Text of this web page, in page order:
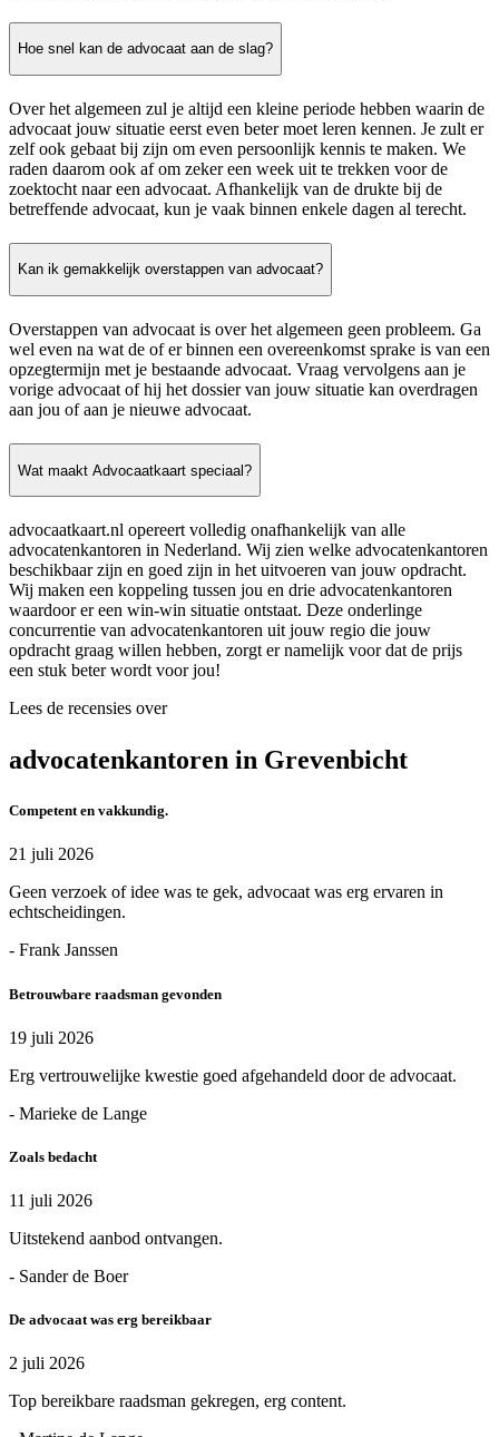
Hoe snel kan de advocaat aan de slag?
Over het algemeen zul je altijd een kleine periode hebben waarin de
advocaat jouw situatie eerst even beter moet leren kennen. Je zult er
zelf ook gebaat bij zijn om even persoonlijk kennis te maken. We
raden daarom ook af om zeker een week uit te trekken voor de
zoektocht naar een advocaat. Afhankelijk van de drukte bij de
betreffende advocaat, kun je vaak binnen enkele dagen al terecht.
Kan ik gemakkelijk overstappen van advocaat?
Overstappen van advocaat is over het algemeen geen probleem. Ga
wel even na wat de of er binnen een overeenkomst sprake is van een
opzegtermijn met je bestaande advocaat. Vraag vervolgens aan je
vorige advocaat of hij het dossier van jouw situatie kan overdragen
aan jou of aan je nieuwe advocaat.
Wat maakt Advocaatkaart speciaal?
advocaatkaart.nl opereert volledig onafhankelijk van alle
advocatenkantoren in Nederland. Wij zien welke advocatenkantoren
beschikbaar zijn en goed zijn in het uitvoeren van jouw opdracht.
Wij maken een koppeling tussen jou en drie advocatenkantoren
waardoor er een win-win situatie ontstaat. Deze onderlinge
concurrentie van advocatenkantoren uit jouw regio die jouw
opdracht graag willen hebben, zorgt er namelijk voor dat de prijs
een stuk beter wordt voor jou!
Lees de recensies over
advocatenkantoren in Grevenbicht
Competent en vakkundig.
21 juli 2026
Geen verzoek of idee was te gek, advocaat was erg ervaren in
echtscheidingen.
- Frank Janssen
Betrouwbare raadsman gevonden
19 juli 2026
Erg vertrouwelijke kwestie goed afgehandeld door de advocaat.
- Marieke de Lange
Zoals bedacht
11 juli 2026
Uitstekend aanbod ontvangen.
- Sander de Boer
De advocaat was erg bereikbaar
2 juli 2026
Top bereikbare raadsman gekregen, erg content.